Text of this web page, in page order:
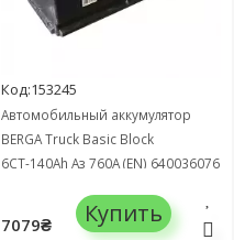
Код:153245
Автомобильный аккумулятор
BERGA Truck Basic Block
6СТ-140Ah Аз 760A (EN) 640036076
7079₴ Купить